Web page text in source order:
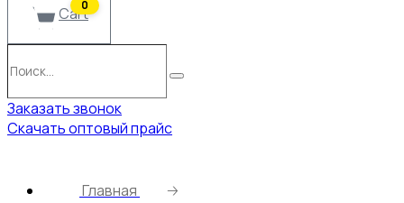
0
Cart
Поиск
Заказать звонок
Скачать оптовый прайс
Главная
🡢